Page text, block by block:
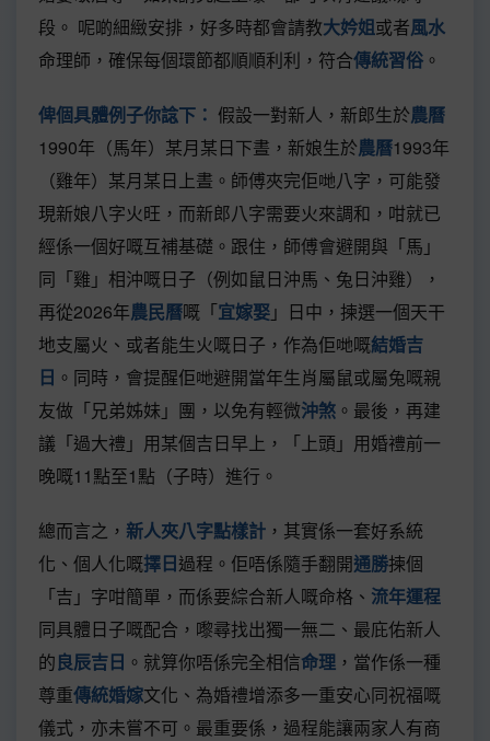
段。 呢啲細緻安排，好多時都會請教大妗姐或者風水
命理師，確保每個環節都順順利利，符合傳統習俗 。
俾個具體例子你諗下： 假設一對新人，新郎生於農曆
1990年（馬年）某月某日下晝，新娘生於農曆1993年
（雞年）某月某日上晝。師傅夾完佢哋八字，可能發
現新娘八字火旺，而新郎八字需要火來調和，咁就已
經係一個好嘅互補基礎。跟住，師傅會避開與「馬」
同「雞」相沖嘅日子（例如鼠日沖馬、兔日沖雞），
再從2026年農民曆嘅「宜嫁娶」日中，揀選一個天干
地支屬火、或者能生火嘅日子，作為佢哋嘅結婚吉
日 。同時，會提醒佢哋避開當年生肖屬鼠或屬兔嘅親
友做「兄弟姊妹」團，以免有輕微沖煞 。最後，再建
議「過大禮」用某個吉日早上，「上頭」用婚禮前一
晚嘅11點至1點（子時）進行。
總而言之， 新人夾八字點樣計 ，其實係一套好系統
化、個人化嘅擇日過程。佢唔係隨手翻開通勝揀個
「吉」字咁簡單，而係要綜合新人嘅命格、 流年運程
同具體日子嘅配合，嚟尋找出獨一無二、最庇佑新人
的良辰吉日 。就算你唔係完全相信命理 ，當作係一種
尊重傳統婚嫁文化、為婚禮增添多一重安心同祝福嘅
儀式，亦未嘗不可。最重要係，過程能讓兩家人有商